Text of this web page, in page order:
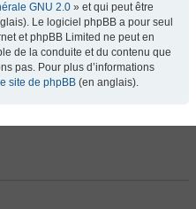
GNU 2.0 » et qui peut être
Le logiciel phpBB a pour seul
et phpBB Limited ne peut en
de la conduite et du contenu que
pas. Pour plus d’informations
le site de phpBB (en anglais).